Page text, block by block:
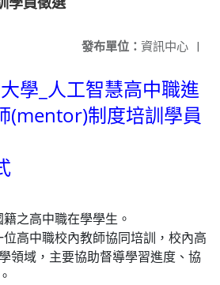
發布單位： 資訊中心 |
學_人工智慧高中職進
(mentor)制度培訓學員
之高中職在學學生。
高中職校內教師協同培訓，校內高
領域，主要協助督導學習進度、協